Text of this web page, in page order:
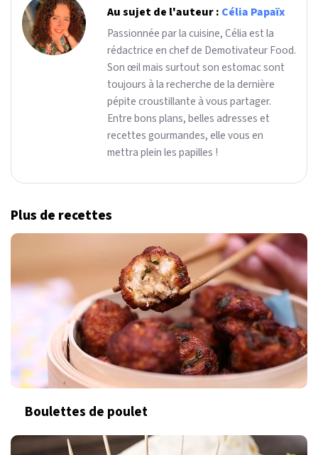
Au sujet de l'auteur : Célia Papaïx
Passionnée par la cuisine, Célia est la
rédactrice en chef de Demotivateur Food.
Son œil mais surtout son estomac sont
toujours à la recherche de la dernière
pépite croustillante à vous partager.
Entre bons plans, belles adresses et
recettes gourmandes, elle vous en
mettra plein les papilles !
Plus de recettes
Boulettes de poulet